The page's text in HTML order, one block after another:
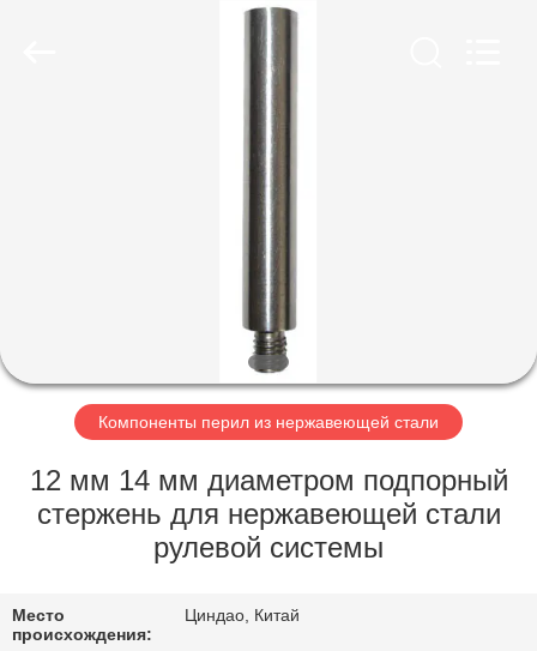
ПУТЕШЕСТВИЕ
ФАБРИКИ
ПРОВЕРКА
КАЧЕСТВА
СВЯЖИТЕСЬ
Компоненты перил из нержавеющей стали
12 мм 14 мм диаметром подпорный
стержень для нержавеющей стали
рулевой системы
Место
происхождения:
Циндао, Китай